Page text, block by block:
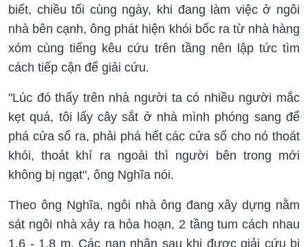
biết, chiều tối cùng ngày, khi đang làm việc ở ngôi
nhà bên cạnh, ông phát hiện khói bốc ra từ nhà hàng
xóm cùng tiếng kêu cứu trên tầng nên lập tức tìm
cách tiếp cận để giải cứu.
"Lúc đó thấy trên nhà người ta có nhiều người mắc
kẹt quá, tôi lấy cây sắt ở nhà mình phóng sang để
phá cửa sổ ra, phải phá hết các cửa sổ cho nó thoát
khói, thoát khí ra ngoài thì người bên trong mới
không bị ngạt", ông Nghĩa nói.
Theo ông Nghĩa, ngôi nhà ông đang xây dựng nằm
sát ngôi nhà xảy ra hỏa hoạn, 2 tầng tum cách nhau
1,6 - 1,8 m. Các nạn nhân sau khi được giải cứu bị